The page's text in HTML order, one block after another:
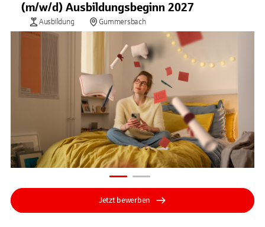
(m/w/d) Ausbildungsbeginn 2027
Ausbildung Gummersbach
Jetzt bewerben